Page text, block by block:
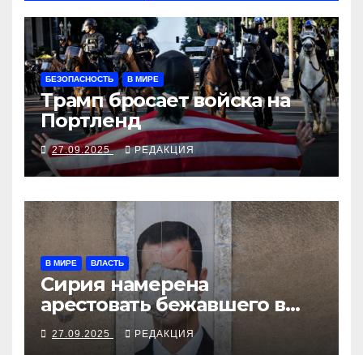
БЕЗОПАСНОСТЬ В МИРЕ
Трамп бросает войска на
Портленд
27.09.2025 РЕДАКЦИЯ
В МИРЕ ВЛАСТЬ
Сирия намерена
арестовать бежавшего в
Москву экс-диктатора
27.09.2025 РЕДАКЦИЯ